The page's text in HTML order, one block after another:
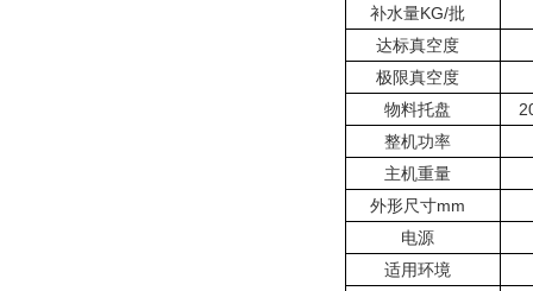
补水量KG/批
达标真空度
极限真空度
物料托盘
整机功率
主机重量
外形尺寸mm
电源
适用环境